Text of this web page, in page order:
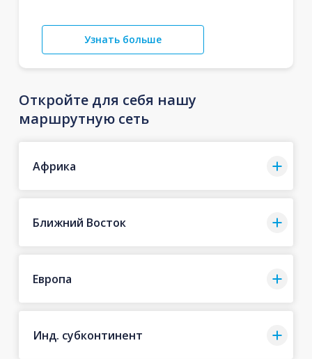
Узнать больше
Откройте для себя нашу
маршрутную сеть
Африка
Ближний Восток
Европа
Инд. субконтинент